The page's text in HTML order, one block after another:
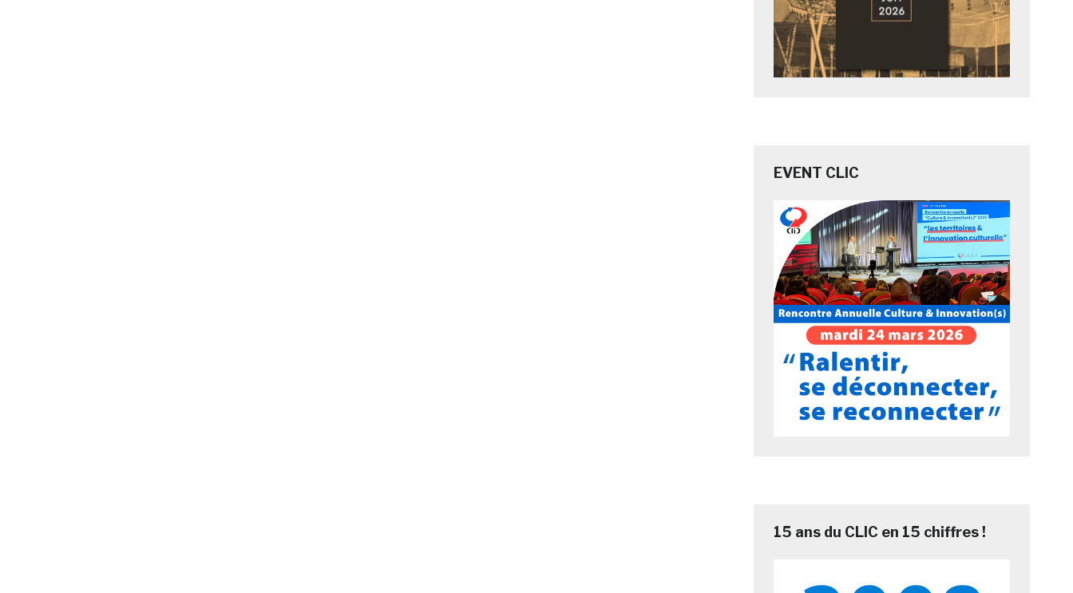
EVENT CLIC
15 ans du CLIC en 15 chiffres !